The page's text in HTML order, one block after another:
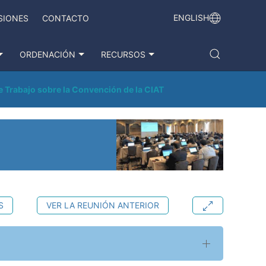
CONTACTO ENGLISH
ORDENACIÓN RECURSOS
Trabajo sobre la Convención de la CIAT
VER LA REUNIÓN ANTERIOR